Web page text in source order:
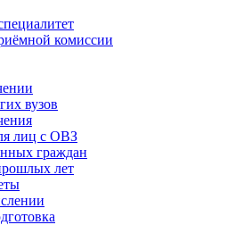
комиссии
вузов
лиц с ОВЗ
граждан
лет